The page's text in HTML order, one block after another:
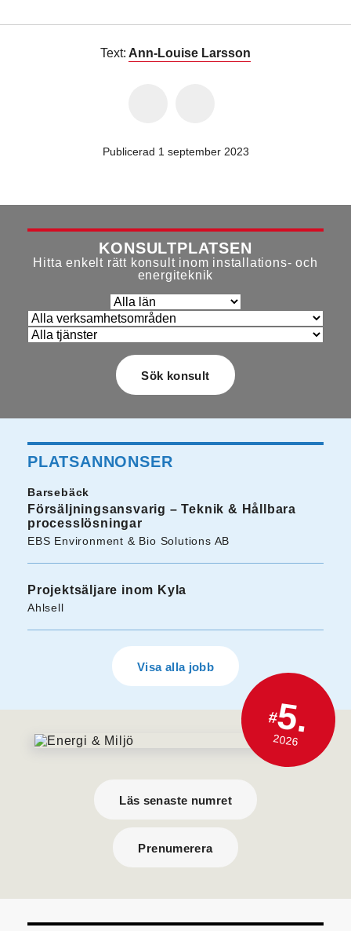
Text: Ann-Louise Larsson
Publicerad 1 september 2023
KONSULTPLATSEN
Hitta enkelt rätt konsult inom installations- och
energiteknik
PLATSANNONSER
Barsebäck
Försäljningsansvarig – Teknik & Hållbara
processlösningar
EBS Environment & Bio Solutions AB
Projektsäljare inom Kyla
Ahlsell
Visa alla jobb
#5.
2026
Läs senaste numret
Prenumerera